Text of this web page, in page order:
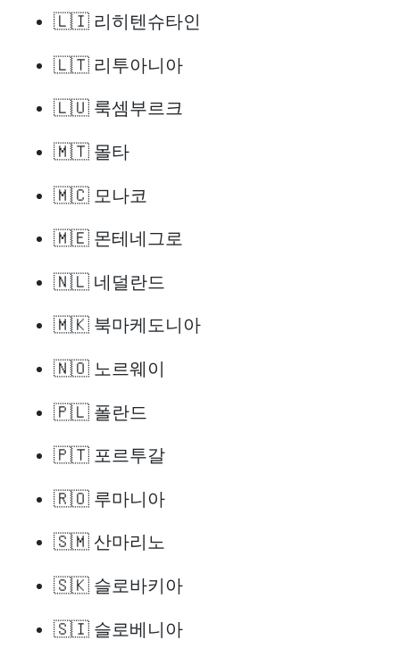
🇱🇮 리히텐슈타인
🇱🇹 리투아니아
🇱🇺 룩셈부르크
🇲🇹 몰타
🇲🇨 모나코
🇲🇪 몬테네그로
🇳🇱 네덜란드
🇲🇰 북마케도니아
🇳🇴 노르웨이
🇵🇱 폴란드
🇵🇹 포르투갈
🇷🇴 루마니아
🇸🇲 산마리노
🇸🇰 슬로바키아
🇸🇮 슬로베니아